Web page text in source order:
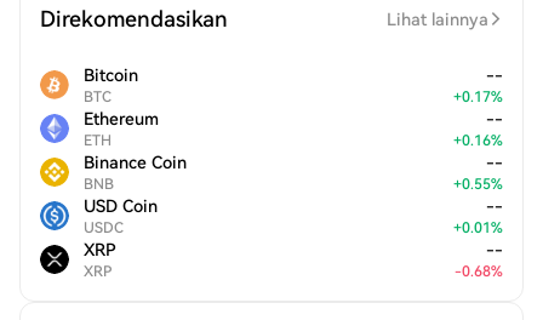
Direkomendasikan Lihat lainnya
Bitcoin
BTC
--
+0.17%
Ethereum
ETH
--
+0.16%
Binance Coin
BNB
--
+0.55%
USD Coin
USDC
--
+0.01%
XRP
XRP
--
-0.68%